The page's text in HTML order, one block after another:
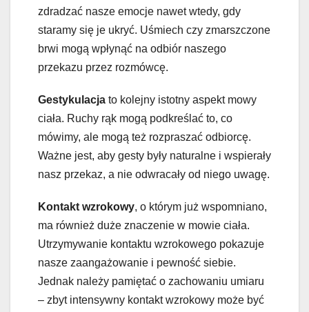
zdradzać nasze emocje nawet wtedy, gdy
staramy się je ukryć. Uśmiech czy zmarszczone
brwi mogą wpłynąć na odbiór naszego
przekazu przez rozmówcę.
Gestykulacja to kolejny istotny aspekt mowy
ciała. Ruchy rąk mogą podkreślać to, co
mówimy, ale mogą też rozpraszać odbiorcę.
Ważne jest, aby gesty były naturalne i wspierały
nasz przekaz, a nie odwracały od niego uwagę.
Kontakt wzrokowy, o którym już wspomniano,
ma również duże znaczenie w mowie ciała.
Utrzymywanie kontaktu wzrokowego pokazuje
nasze zaangażowanie i pewność siebie.
Jednak należy pamiętać o zachowaniu umiaru
– zbyt intensywny kontakt wzrokowy może być